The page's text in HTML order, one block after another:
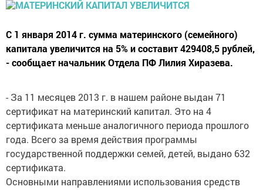
С 1 января 2014 г. сумма материнского (семейного)
капитала увеличится на 5% и составит 429408,5 рублей,
- сообщает начальник Отдела ПФ Лилия Хиразева.
- За 11 месяцев 2013 г. в нашем районе выдан 71
сертификат на материнский капитал. Это на 4
сертификата меньше аналогичного периода прошлого
года. Всего за время действия программы
государственной поддержки семей, детей, выдано 632
сертификата.
Основными направлениями использования средств